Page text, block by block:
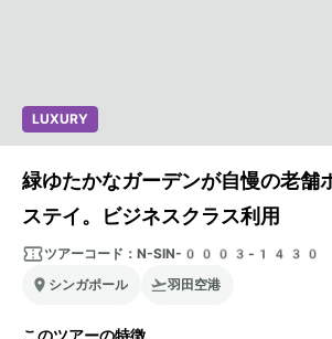
LUXURY
緑ゆたかなガーデンが自慢の老舗
ステイ。ビジネスクラス利用
ツアーコード： N-SIN-0003-1430
シンガポール
羽田空港
このツアーの特徴